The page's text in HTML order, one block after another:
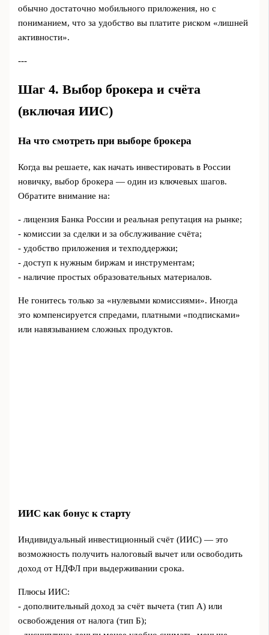
обычно достаточно мобильного приложения, но с
пониманием, что за удобство вы платите риском «лишней
активности».
---
Шаг 4. Выбор брокера и счёта
(включая ИИС)
На что смотреть при выборе брокера
Когда вы решаете, как начать инвестировать в России
новичку, выбор брокера — один из ключевых шагов.
Обратите внимание на:
- лицензия Банка России и реальная репутация на рынке;
- комиссии за сделки и за обслуживание счёта;
- удобство приложения и техподдержки;
- доступ к нужным биржам и инструментам;
- наличие простых образовательных материалов.
Не гонитесь только за «нулевыми комиссиями». Иногда
это компенсируется спредами, платными «подписками»
или навязыванием сложных продуктов.
ИИС как бонус к старту
Индивидуальный инвестиционный счёт (ИИС) — это
возможность получить налоговый вычет или освободить
доход от НДФЛ при выдерживании срока.
Плюсы ИИС:
- дополнительный доход за счёт вычета (тип А) или
освобождения от налога (тип Б);